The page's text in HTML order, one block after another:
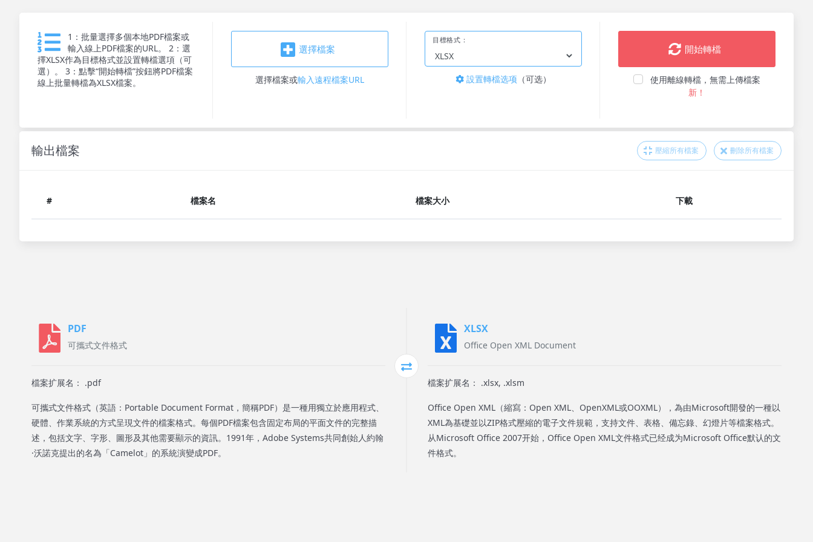
1：批量選擇多個本地PDF檔案或
輸入線上PDF檔案的URL。 2：選
擇XLSX作為目標格式並設置轉檔選項（可
選）。 3：點擊“開始轉檔”按鈕將PDF檔案
線上批量轉檔為XLSX檔案。
選擇檔案
選擇檔案或輸入遠程檔案URL
目標格式：
設置轉檔选项 （可选）
開始轉檔
使用離線轉檔，無需上傳檔案
新！
輸出檔案 壓縮所有檔案 刪除所有檔案
# 檔案名 檔案大小 下載
PDF
可攜式文件格式
檔案扩展名： .pdf
可攜式文件格式（英語：Portable Document Format，簡稱PDF）是一種用獨立於應用程式、
硬體、作業系統的方式呈現文件的檔案格式。每個PDF檔案包含固定布局的平面文件的完整描
述，包括文字、字形、圖形及其他需要顯示的資訊。1991年，Adobe Systems共同創始人約翰
·沃諾克提出的名為「Camelot」的系統演變成PDF。
XLSX
Office Open XML Document
檔案扩展名： .xlsx, .xlsm
Office Open XML（縮寫：Open XML、OpenXML或OOXML），為由Microsoft開發的一種以
XML為基礎並以ZIP格式壓縮的電子文件規範，支持文件、表格、備忘錄、幻燈片等檔案格式。
从Microsoft Office 2007开始，Office Open XML文件格式已经成为Microsoft Office默认的文
件格式。